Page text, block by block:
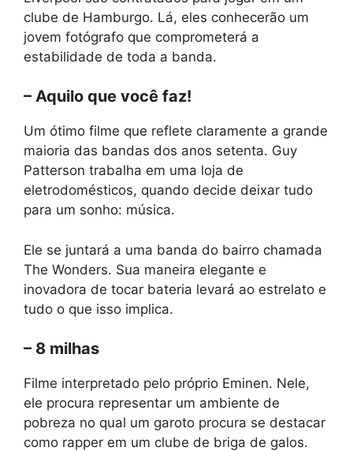
clube de Hamburgo. Lá, eles conhecerão um
jovem fotógrafo que comprometerá a
estabilidade de toda a banda.
– Aquilo que você faz!
Um ótimo filme que reflete claramente a grande
maioria das bandas dos anos setenta. Guy
Patterson trabalha em uma loja de
eletrodomésticos, quando decide deixar tudo
para um sonho: música.
Ele se juntará a uma banda do bairro chamada
The Wonders. Sua maneira elegante e
inovadora de tocar bateria levará ao estrelato e
tudo o que isso implica.
– 8 milhas
Filme interpretado pelo próprio Eminen. Nele,
ele procura representar um ambiente de
pobreza no qual um garoto procura se destacar
como rapper em um clube de briga de galos.